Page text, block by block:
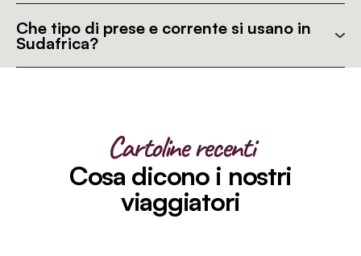
Che tipo di prese e corrente si usano in
Sudafrica?
Cartoline recenti
Cosa dicono i nostri
viaggiatori